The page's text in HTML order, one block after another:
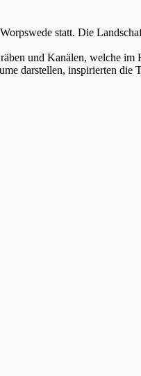
statt. Die
und Kanälen, welche
darstellen, inspirierten